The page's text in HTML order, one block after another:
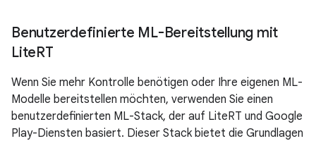
Benutzerdefinierte ML-Bereitstellung mit
LiteRT
Wenn Sie mehr Kontrolle benötigen oder Ihre eigenen ML-
Modelle bereitstellen möchten, verwenden Sie einen
benutzerdefinierten ML-Stack, der auf LiteRT und Google
Play-Diensten basiert. Dieser Stack bietet die Grundlagen